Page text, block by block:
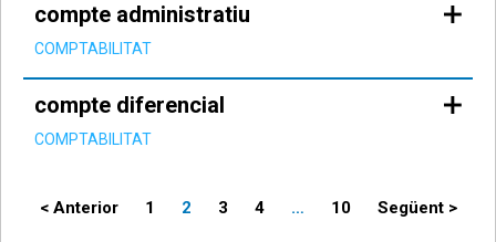
compte administratiu
COMPTABILITAT
compte diferencial
COMPTABILITAT
Paginació
< Anterior 1 2 3 4 … 10 Següent >